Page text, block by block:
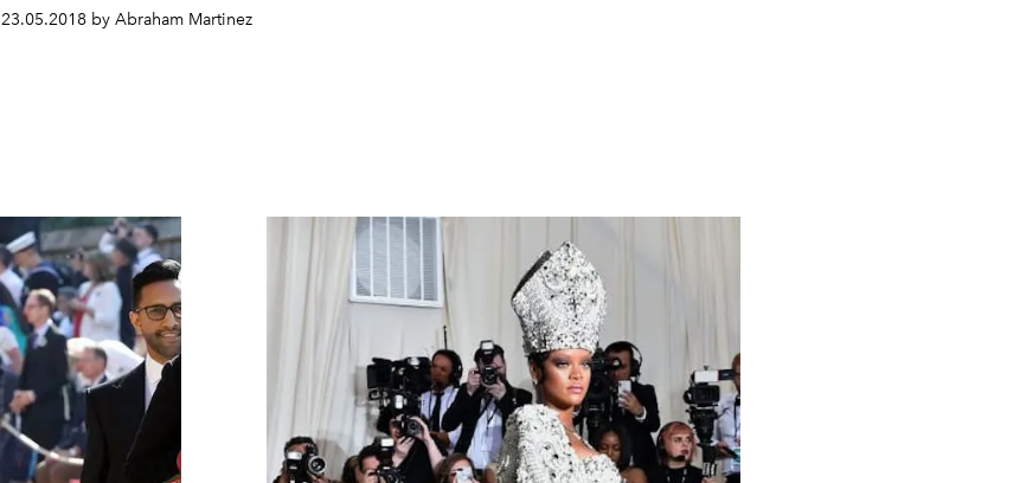
23.05.2018 by Abraham Martinez